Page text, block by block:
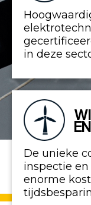
in deze
De unieke
inspectie en
enorme